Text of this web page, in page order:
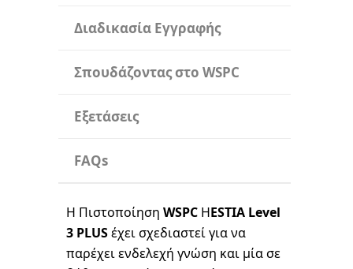
Διαδικασία Εγγραφής
Σπουδάζοντας στο WSPC
Εξετάσεις
FAQs
Η Πιστοποίηση WSPC HESTIA Level
3 PLUSέχει σχεδιαστεί για να
παρέχει ενδελεχή γνώση και μία σε